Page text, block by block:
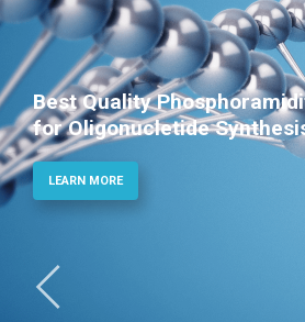
Phosphoramidites
Therapeutic
LEARN MORE